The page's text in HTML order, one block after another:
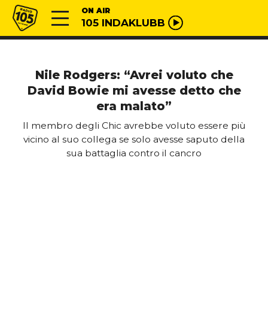
Vai al contenuto
Radio 105 ON AIR
105 INDAKLUBB
Nile Rodgers: “Avrei voluto che
David Bowie mi avesse detto che
era malato”
Il membro degli Chic avrebbe voluto essere più
vicino al suo collega se solo avesse saputo della
sua battaglia contro il cancro